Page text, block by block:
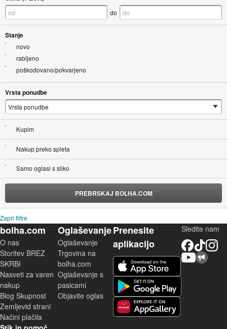
do
Stanje
novo
rabljeno
poškodovano/pokvarjeno
Vrsta ponudbe
Kupim
Nakup preko spleta
Samo oglasi s sliko
PREBRSKAJ BOLHA.COM
Zapri filtre
bolha.com
O nas
Storitev BREZ
SKRBI
Nasveti za varen
nakup
Blog Skupnost
Zemljevid strani
Načini plačila
Oglaševanje
Oglaševanje
Trgovina na
bolha.com
Oglaševanje s
pasicami
Objavite oglas
Prenesite
aplikacijo
Sledite nam